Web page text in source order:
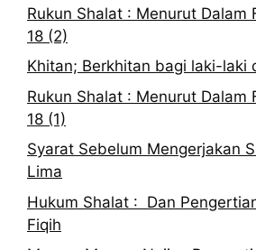
Rukun Shalat : Menurut Dalam
18 (2)
Khitan; Berkhitan bagi laki-laki
Rukun Shalat : Menurut Dalam
18 (1)
Syarat Sebelum Mengerjakan
Lima
Hukum Shalat : Dan
Fiqih